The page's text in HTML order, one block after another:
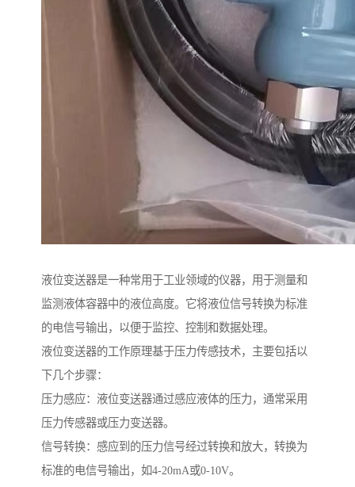
液位变送器是一种常用于工业领域的仪器，用于测量和
监测液体容器中的液位高度。它将液位信号转换为标准
的电信号输出，以便于监控、控制和数据处理。
液位变送器的工作原理基于压力传感技术，主要包括以
下几个步骤：
压力感应：液位变送器通过感应液体的压力，通常采用
压力传感器或压力变送器。
信号转换：感应到的压力信号经过转换和放大，转换为
标准的电信号输出，如4-20mA或0-10V。